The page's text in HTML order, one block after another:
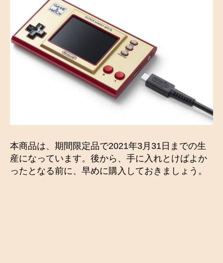
本商品は、期間限定品で2021年3月31日までの生
産になっています。後から、手に入れとけばよか
ったとなる前に、早めに購入しておきましょう。